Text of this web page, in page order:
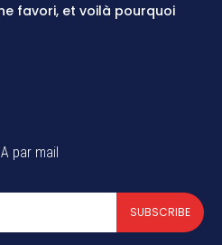
favori, et voilà pourquoi
par mail
SUBSCRIBE